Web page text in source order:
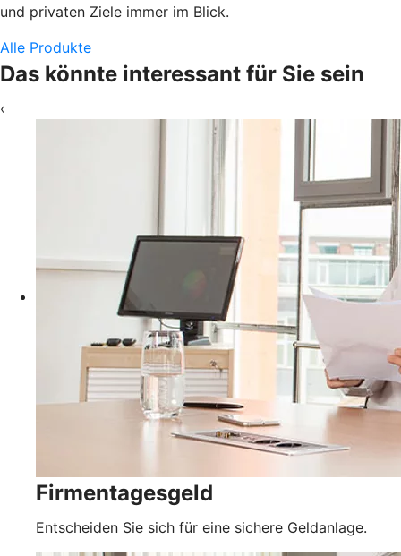
und privaten Ziele immer im Blick.
Alle Produkte
Das könnte interessant für Sie sein
‹
Firmentagesgeld
Entscheiden Sie sich für eine sichere Geldanlage.